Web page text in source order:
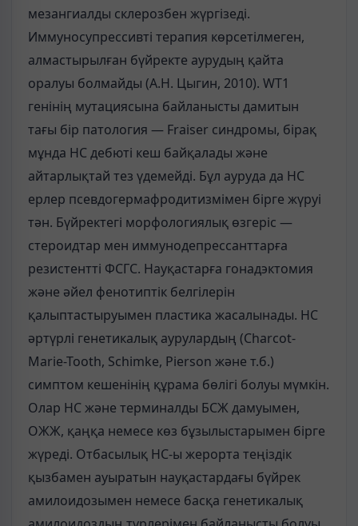
мезангиалды склерозбен жүргізеді.
Иммуносупрессивті терапия көрсетілмеген,
алмастырылған бүйректе аурудың қайта
оралуы болмайды (А.Н. Цыгин, 2010). WT1
генінің мутациясына байланысты дамитын
тағы бір патология — Fraiser синдромы, бірақ
мұнда НС дебюті кеш байқалады және
айтарлықтай тез үдемейді. Бұл ауруда да НС
ерлер псевдогермафродитизмімен бірге жүруі
тән. Бүйректегі морфологиялық өзгеріс —
стероидтар мен иммунодепрессанттарға
резистентті ФСГС. Науқастарға гонадэктомия
және әйел фенотиптік белгілерін
қалыптастыруымен пластика жасалынады. НС
әртүрлі генетикалық аурулардың (Charcot-
Marie-Tooth, Schimke, Pierson және т.б.)
симптом кешенінің құрама бөлігі болуы мүмкін.
Олар НС және терминалды БСЖ дамуымен,
ОЖЖ, қаңқа немесе көз бұзылыстарымен бірге
жүреді. Отбасылық НС-ы жерорта теңіздік
қызбамен ауыратын науқастардағы бүйрек
амилоидозымен немесе басқа генетикалық